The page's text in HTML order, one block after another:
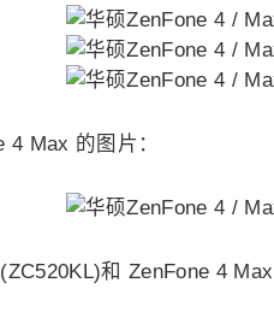
4 Max 的图片：
和 ZenFone 4